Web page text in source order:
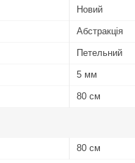
Новий
Абстракція
Петельний
5 мм
80 см
80 см